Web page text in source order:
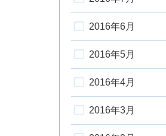
2016年6月
2016年5月
2016年4月
2016年3月